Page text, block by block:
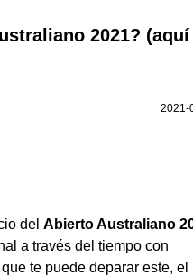
2021?
2021-
del Abierto Australiano
a través del tiempo con
te puede deparar este, el